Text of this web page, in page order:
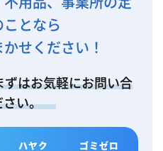
ことなら
せください！
ずはお気軽にお問い合
さい。